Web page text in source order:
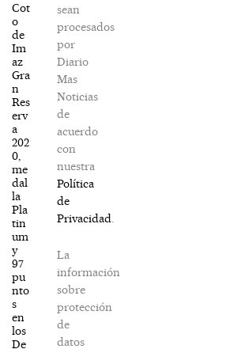
Cot
o
de
Im
az
Gra
n
Res
erv
a
202
0,
me
dal
la
Pla
tin
um
y
97
pu
nto
s
en
los
De
sean
procesados
por
Diario
Mas
Noticias
de
acuerdo
con
nuestra
Política
de
Privacidad
La
información
sobre
protección
de
datos